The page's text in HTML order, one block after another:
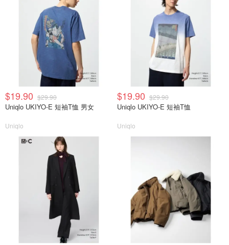
$19.90 $29.90
Uniqlo UKIYO-E 短袖T恤 男女
Uniqlo
$19.90 $29.90
Uniqlo UKIYO-E 短袖T恤
Uniqlo